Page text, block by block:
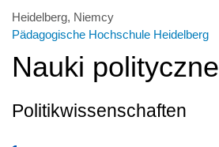
Heidelberg, Niemcy
Pädagogische Hochschule Heidelberg
Nauki polityczne
Politikwissenschaften